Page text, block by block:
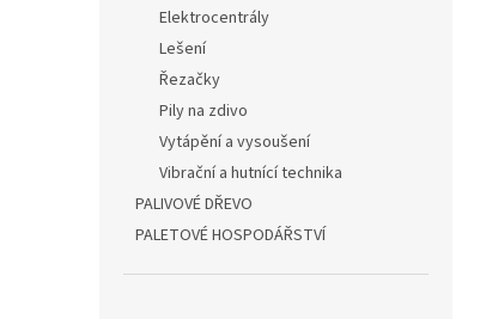
Elektrocentrály
Lešení
Řezačky
Pily na zdivo
Vytápění a vysoušení
Vibrační a hutnící technika
PALIVOVÉ DŘEVO
PALETOVÉ HOSPODÁŘSTVÍ